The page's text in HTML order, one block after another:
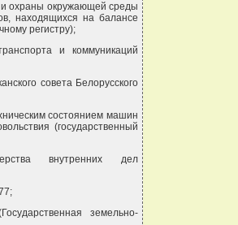
охраны окружающей среды
находящихся на балансе
регистру);
и коммуникаций
совета Белорусского
состоянием машин
(государственный
внутренних дел
земельно-